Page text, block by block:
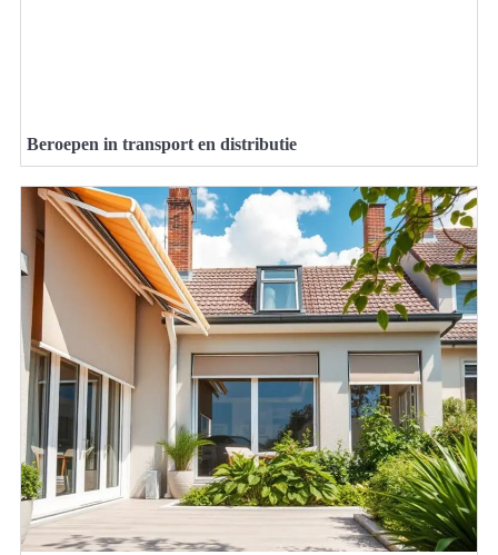
Beroepen in transport en distributie